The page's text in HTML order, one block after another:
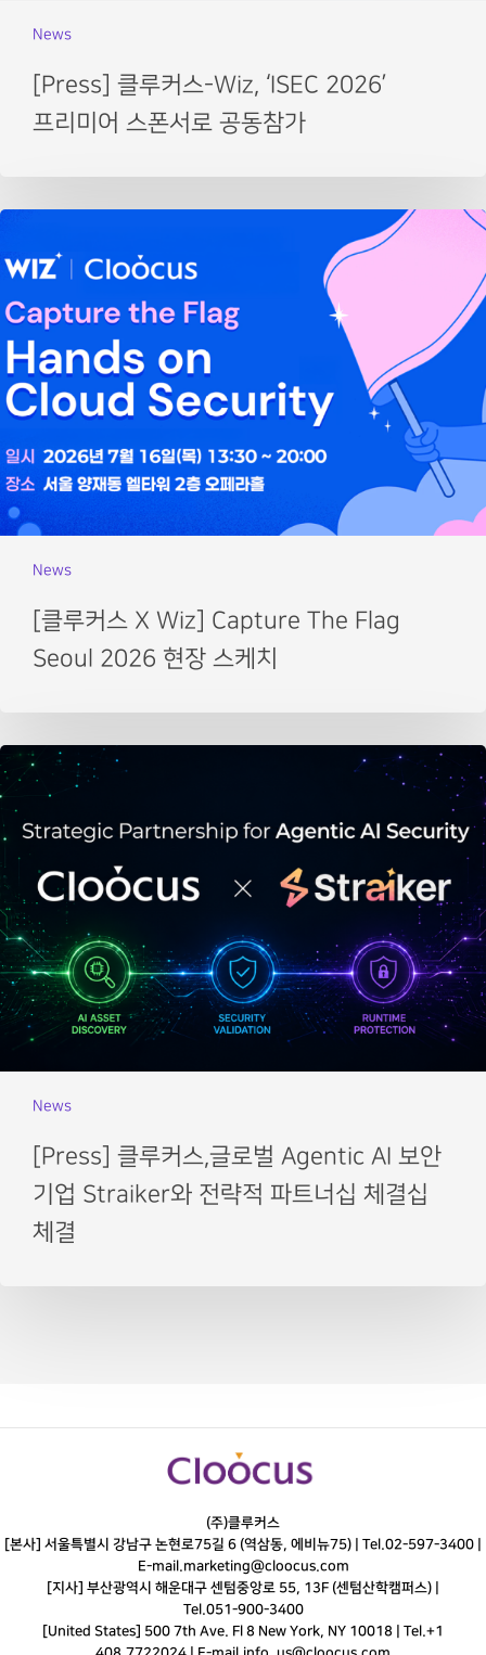
News
[Press] 클루커스-Wiz, ‘ISEC 2026’
프리미어 스폰서로 공동참가
News
[클루커스 X Wiz] Capture The Flag
Seoul 2026 현장 스케치
News
[Press] 클루커스,글로벌 Agentic AI 보안
기업 Straiker와 전략적 파트너십 체결십
체결
(주)클루커스
[본사] 서울특별시 강남구 논현로75길 6 (역삼동, 에비뉴75) | Tel.02-597-3400
E-mail.marketing@cloocus.com
[지사] 부산광역시 해운대구 센텀중앙로 55, 13F (센텀산학캠퍼스) |
Tel.051-900-3400
[United States] 500 7th Ave. Fl 8 New York, NY 10018 | Tel.+1